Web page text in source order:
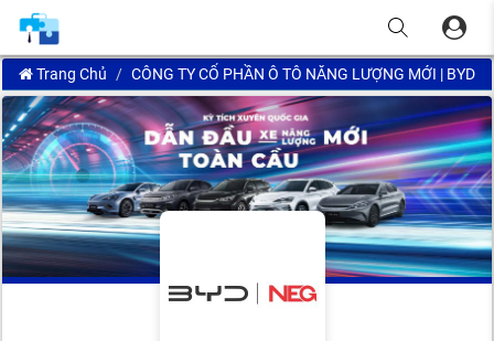
Trang Chủ CÔNG TY CỔ PHẦN Ô TÔ NĂNG LƯỢNG MỚI | BYD